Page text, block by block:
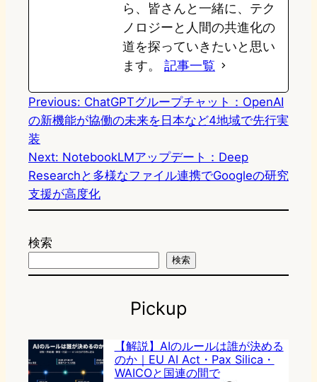
ら、皆さんと一緒に、テク
ノロジーと人間の共進化の
道を探っていきたいと思い
ます。 記事一覧
Previous: ChatGPTグループチャット：OpenAI
の新機能が協働の未来を日本など4地域で先行実
装
Next: NotebookLMアップデート：Deep
Researchと多様なファイル連携でGoogleの研究
支援が高度化
検索
検索
Pickup
【解説】AIのルールは誰が決める
のか｜EU AI Act・Pax Silica・
WAICOと国連の間で